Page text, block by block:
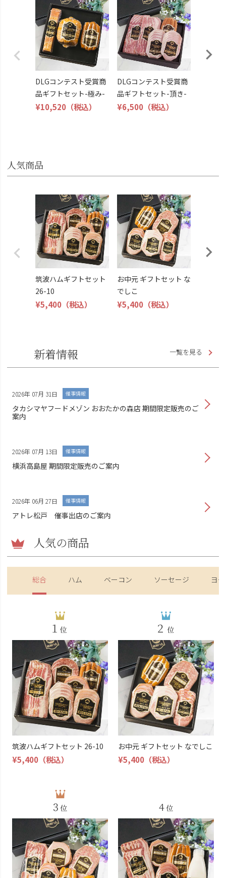
DLGコンテスト受賞商
品ギフトセット-極み-
¥10,520 （税込）
DLGコンテスト受賞商
品ギフトセット-頂き-
¥6,500 （税込）
人気商品
筑波ハムギフトセット
26-10
¥5,400 （税込）
お中元 ギフトセット な
でしこ
¥5,400 （税込）
新着情報 一覧を見る
2026年 07月 31日 催事情報
タカシマヤフードメゾン おおたかの森店 期間限定販売のご
案内
2026年 07月 13日 催事情報
横浜高島屋 期間限定販売のご案内
2026年 06月 27日 催事情報
アトレ松戸 催事出店のご案内
人気の商品
総合 ハム ベーコン ソーセージ ヨ
筑波ハムギフトセット 26-10
¥5,400 （税込）
お中元 ギフトセット なでしこ
¥5,400 （税込）